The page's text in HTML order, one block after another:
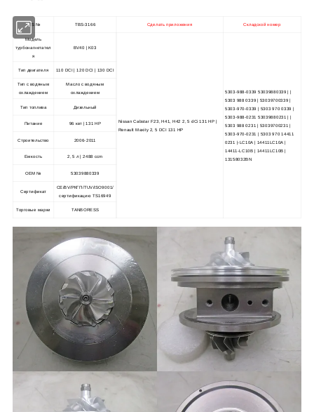
TBS № TBS-3166 Сделать приложения Складской номер
Модель
турбонагнетател
я
BV40 | K03
Nissan Cabstar F23, H41, H42 2, 5 dCi 131 HP |
Renault Maxity 2, 5 DCI 131 HP
5303-988-0339 53039880339 | |
5303 988 0339 | 53039700339 |
5303-970-0339 | 5303 970 0339 |
5303-988-0231 53039880231 | |
5303 988 0231 | 53039700231 |
5303-970-0231 | 5303 970 14411
0231 |-LC10A | 14411LC10A |
14411-LC10B | 14411LC10B |
13158032BN
Тип двигателя 110 DCI | 120 DCI | 130 DCI
Тип с водяным
охлаждением
Масло с водяным
охлаждением
Тип топлива Дизельный
Питание 96 квт | 131 HP
Строительство 2006-2011
Емкость 2, 5 л | 2488 ccm
OEM № 53039880339
Сертификат
CE/BV/РКГП/TUV/ISO9001/
сертификацию TS16949
Торговые марки TANBORESS